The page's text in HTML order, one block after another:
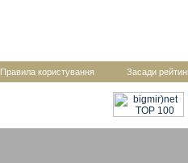
Правила користування Засади